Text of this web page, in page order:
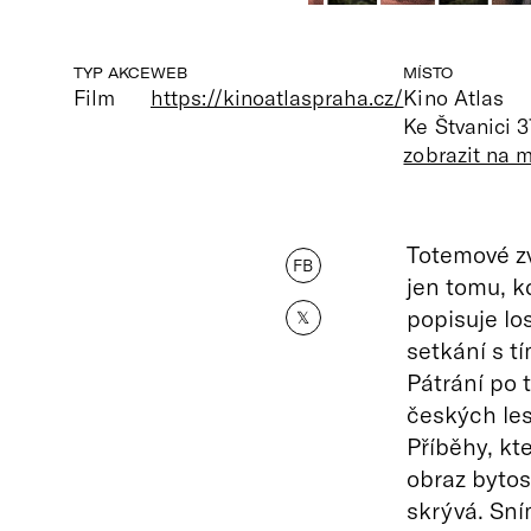
TYP AKCE
Film
WEB
https://kinoatlaspraha.cz/
MÍSTO
Kino Atlas
Ke Štvanici
zobrazit na
FB
𝕏
Totemové
jen tomu,
popisuje
setkání s
Pátrání po
českých
Příběhy,
obraz
skrývá.